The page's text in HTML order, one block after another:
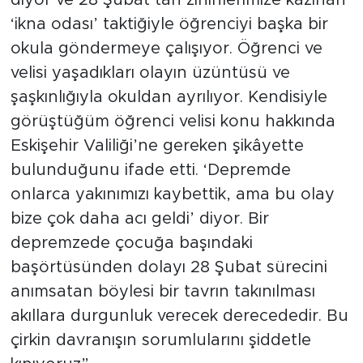
‘ikna odası’ taktiğiyle öğrenciyi başka bir
okula göndermeye çalışıyor. Öğrenci ve
velisi yaşadıkları olayın üzüntüsü ve
şaşkınlığıyla okuldan ayrılıyor. Kendisiyle
görüştüğüm öğrenci velisi konu hakkında
Eskişehir Valiliği’ne gereken şikâyette
bulunduğunu ifade etti. ‘Depremde
onlarca yakınımızı kaybettik, ama bu olay
bize çok daha acı geldi’ diyor. Bir
depremzede çocuğa başındaki
başörtüsünden dolayı 28 Şubat sürecini
anımsatan böylesi bir tavrın takınılması
akıllara durgunluk verecek derecededir. Bu
çirkin davranışın sorumlularını şiddetle